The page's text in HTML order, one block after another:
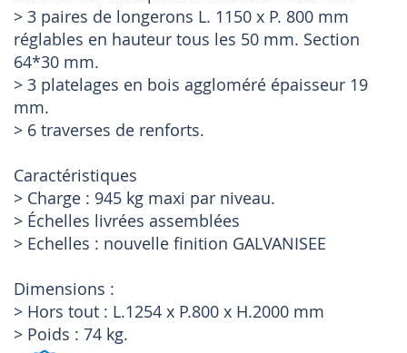
> 3 paires de longerons L. 1150 x P. 800 mm
réglables en hauteur tous les 50 mm. Section
64*30 mm.
> 3 platelages en bois aggloméré épaisseur 19
mm.
> 6 traverses de renforts.
Caractéristiques
> Charge : 945 kg maxi par niveau.
> Échelles livrées assemblées
> Echelles : nouvelle finition GALVANISEE
Dimensions :
> Hors tout : L.1254 x P.800 x H.2000 mm
> Poids : 74 kg.